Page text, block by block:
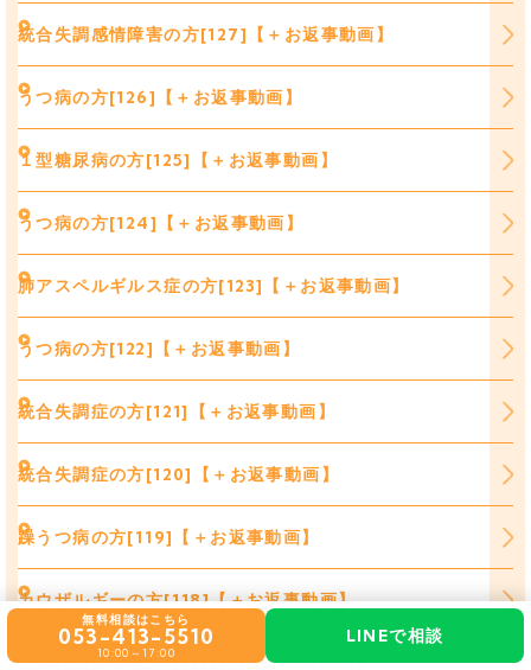
統合失調感情障害の方[127]【＋お返事動画】
うつ病の方[126]【＋お返事動画】
１型糖尿病の方[125]【＋お返事動画】
うつ病の方[124]【＋お返事動画】
肺アスペルギルス症の方[123]【＋お返事動画】
うつ病の方[122]【＋お返事動画】
統合失調症の方[121]【＋お返事動画】
統合失調症の方[120]【＋お返事動画】
躁うつ病の方[119]【＋お返事動画】
カウザルギーの方[118]【＋お返事動画】
変形性股関節症の方[117]【＋お返事動画】
無料相談はこちら
053-413-5510
10:00～17:00
LINEで相談